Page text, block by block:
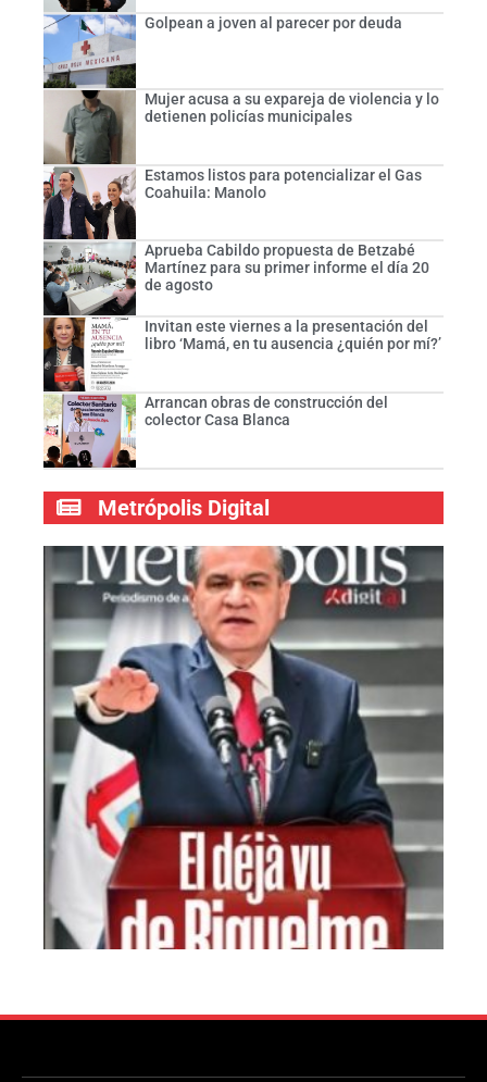
Golpean a joven al parecer por deuda
Mujer acusa a su expareja de violencia y lo
detienen policías municipales
Estamos listos para potencializar el Gas
Coahuila: Manolo
Aprueba Cabildo propuesta de Betzabé
Martínez para su primer informe el día 20
de agosto
Invitan este viernes a la presentación del
libro ‘Mamá, en tu ausencia ¿quién por mí?’
Arrancan obras de construcción del
colector Casa Blanca
Metrópolis Digital